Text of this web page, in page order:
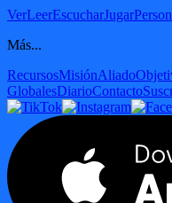
VerLeerEscucharJugar
Más...
RecursosMisiónAliado
GlobalesDiarioContacto